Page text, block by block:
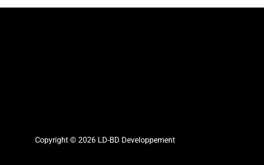
Copyright © 2026 LD-BD Developpement